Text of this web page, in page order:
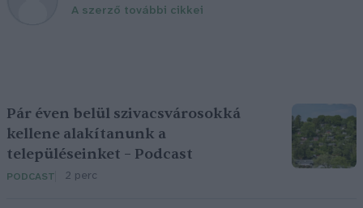
A szerző további cikkei
Pár éven belül szivacsvárosokká
kellene alakítanunk a
településeinket – Podcast
PODCAST 2 perc